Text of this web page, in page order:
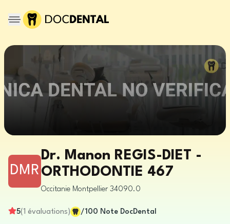
DMR
Dr. Manon REGIS-DIET -
ORTHODONTIE 467
Occitanie Montpellier 34090.0
5(1 évaluations) /100 Note DocDental